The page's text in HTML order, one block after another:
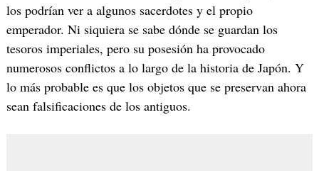
los podrían ver a algunos sacerdotes y el propio
emperador. Ni siquiera se sabe dónde se guardan los
tesoros imperiales, pero su posesión ha provocado
numerosos conflictos a lo largo de la historia de Japón. Y
lo más probable es que los objetos que se preservan ahora
sean falsificaciones de los antiguos.